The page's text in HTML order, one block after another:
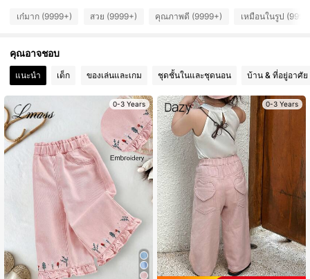
350K ผู้ติดตาม
4.92 350K ผู้ติดตาม
350K ผู้ติดตาม
เก๋มาก (9999+) สวย (9999+) คุณภาพดี (9999+) เหมือนในรูป
คุณอาจชอบ
แนะนำ เด็ก ของเล่นและเกม ชุดชั้นในและชุดนอน บ้าน & ที่อยู่อาศัย
0-3 Years 0-3 Years